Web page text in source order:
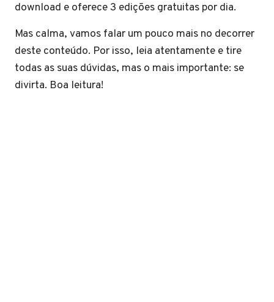
download e oferece 3 edições gratuitas por dia.
Mas calma, vamos falar um pouco mais no decorrer
deste conteúdo. Por isso, leia atentamente e tire
todas as suas dúvidas, mas o mais importante: se
divirta. Boa leitura!